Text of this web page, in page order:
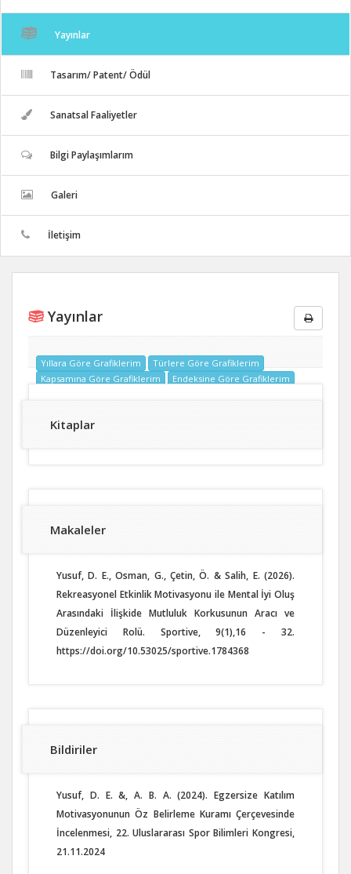
Yayınlar
Tasarım/ Patent/ Ödül
Sanatsal Faaliyetler
Bilgi Paylaşımlarım
Galeri
İletişim
Yayınlar
Yıllara Göre Grafiklerim
Türlere Göre Grafiklerim
Kapsamına Göre Grafiklerim
Endeksine Göre Grafiklerim
Kitaplar
Makaleler
Yusuf, D. E., Osman, G., Çetin, Ö. & Salih, E. (2026).
Rekreasyonel Etkinlik Motivasyonu ile Mental İyi Oluş
Arasındaki İlişkide Mutluluk Korkusunun Aracı ve
Düzenleyici Rolü. Sportive, 9(1),16 - 32.
https://doi.org/10.53025/sportive.1784368
Bildiriler
Yusuf, D. E. &, A. B. A. (2024). Egzersize Katılım
Motivasyonunun Öz Belirleme Kuramı Çerçevesinde
İncelenmesi, 22. Uluslararası Spor Bilimleri Kongresi,
21.11.2024